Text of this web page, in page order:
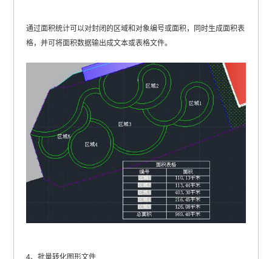
通过面积统计可以对封闭的区域和对象编号或面积，同时生成面积表
格，并可将面积数据输出成文本或表格文件。
4、批量转化图形文件